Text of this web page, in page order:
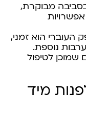
מבוקרת,
העוברי הוא זמני,
נוספת.
לטיפול
מיד